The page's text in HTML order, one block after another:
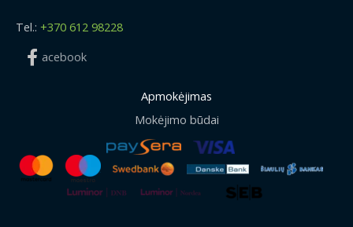
Tel.: +370 612 98228
acebook
Apmokėjimas
Mokėjimo būdai